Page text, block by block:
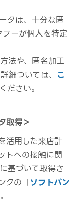
タは、十分な匿
ーが個人を特定
法や、匿名加工
細ついては、 こ
ださい。
取得＞
活用した来店計
トへの接触に関
基づいて取得さ
クの「ソフトバン